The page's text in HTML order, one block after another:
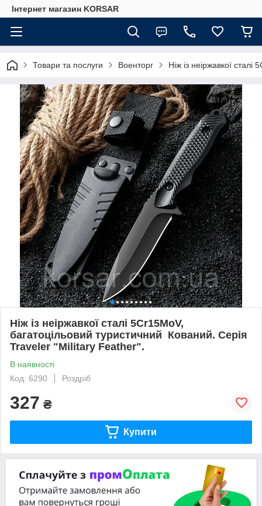
Iнтернет магазин KORSAR
Товари та послуги Военторг Ніж із неіржавкої
Ніж із неіржавкої сталі 5Cr15MoV,
багатоцільовий туристичний Кований. Серія
Traveler "Military Feather".
В наявності
Код: 6290
Роздріб
327 ₴
Купити